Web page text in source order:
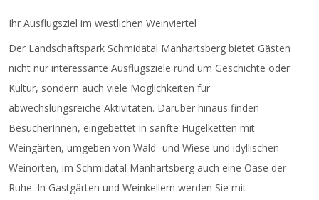
Ihr Ausflugsziel im westlichen Weinviertel
Der Landschaftspark Schmidatal Manhartsberg bietet Gästen
nicht nur interessante Ausflugsziele rund um Geschichte oder
Kultur, sondern auch viele Möglichkeiten für
abwechslungsreiche Aktivitäten. Darüber hinaus finden
BesucherInnen, eingebettet in sanfte Hügelketten mit
Weingärten, umgeben von Wald- und Wiese und idyllischen
Weinorten, im Schmidatal Manhartsberg auch eine Oase der
Ruhe. In Gastgärten und Weinkellern werden Sie mit